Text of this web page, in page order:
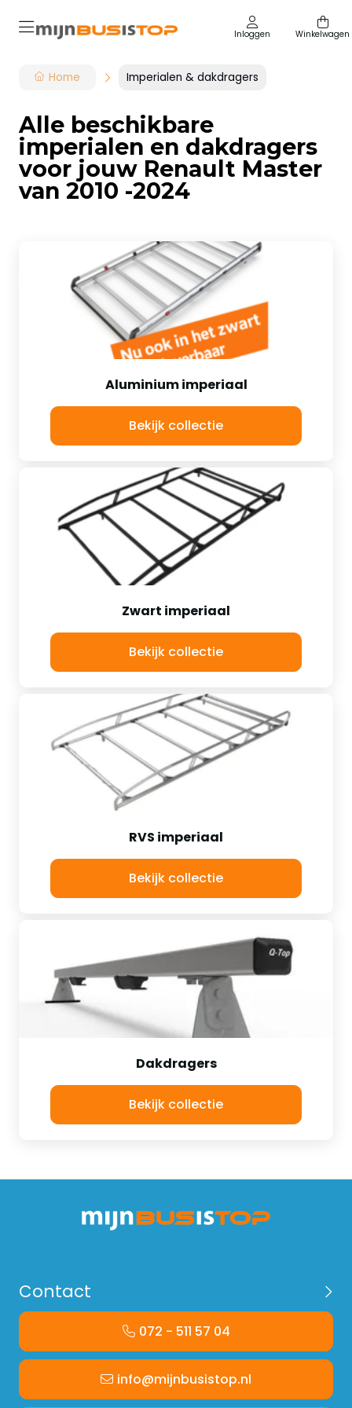
Inloggen Winkelwagen
Home Imperialen & dakdragers
Alle beschikbare
imperialen en dakdragers
voor jouw Renault Master
van 2010 -2024
Aluminium imperiaal
Bekijk collectie
Zwart imperiaal
Bekijk collectie
RVS imperiaal
Bekijk collectie
Dakdragers
Bekijk collectie
Contact
072 - 511 57 04
info@mijnbusistop.nl